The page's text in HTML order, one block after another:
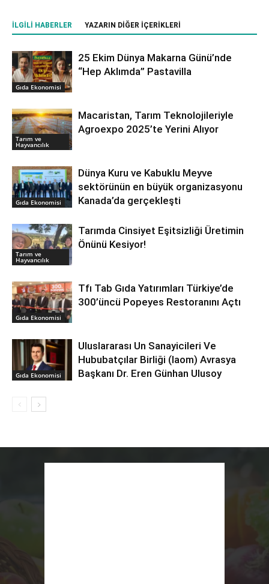
İLGILI HABERLER YAZARIN DIĞER İÇERIKLERI
Gıda Ekonomisi
25 Ekim Dünya Makarna Günü’nde
“Hep Aklımda” Pastavilla
Tarım ve
Hayvancılık
Macaristan, Tarım Teknolojileriyle
Agroexpo 2025’te Yerini Alıyor
Gıda Ekonomisi
Dünya Kuru ve Kabuklu Meyve
sektörünün en büyük organizasyonu
Kanada’da gerçekleşti
Tarım ve
Hayvancılık
Tarımda Cinsiyet Eşitsizliği Üretimin
Önünü Kesiyor!
Gıda Ekonomisi
Tfı Tab Gıda Yatırımları Türkiye’de
300’üncü Popeyes Restoranını Açtı
Gıda Ekonomisi
Uluslararası Un Sanayicileri Ve
Hububatçılar Birliği (Iaom) Avrasya
Başkanı Dr. Eren Günhan Ulusoy